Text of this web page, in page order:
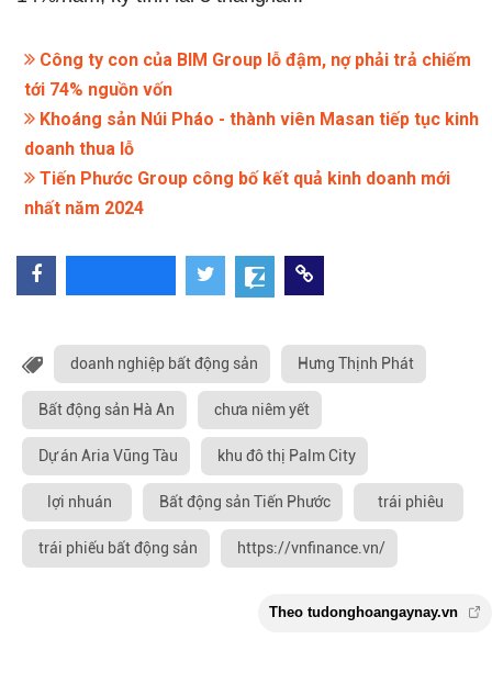
Công ty con của BIM Group lỗ đậm, nợ phải trả chiếm
tới 74% nguồn vốn
Khoáng sản Núi Pháo - thành viên Masan tiếp tục kinh
doanh thua lỗ
Tiến Phước Group công bố kết quả kinh doanh mới
nhất năm 2024
doanh nghiệp bất động sản Hưng Thịnh Phát
Bất động sản Hà An chưa niêm yết
Dự án Aria Vũng Tàu khu đô thị Palm City
lợi nhuán Bất động sản Tiến Phước trái phiêu
trái phiếu bất động sản https://vnfinance.vn/